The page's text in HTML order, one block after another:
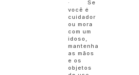
· Se
você é
cuidador
ou mora
com um
idoso,
mantenha
as mãos
e os
objetos